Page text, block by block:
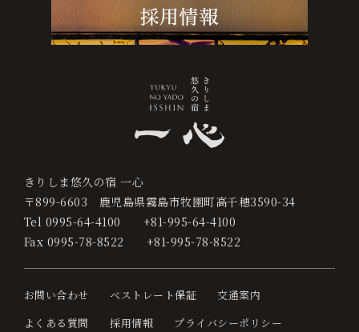
きりしま悠久の宿 一心
〒899-6603 鹿児島県霧島市牧園町高千穂3590-34
Tel 0995-64-4100
+81-995-64-4100
Fax 0995-78-8522 +81-995-78-8522
お問い合わせ ベストレート保証
交通案内
よくある質問
採用情報 プライバシーポリシー